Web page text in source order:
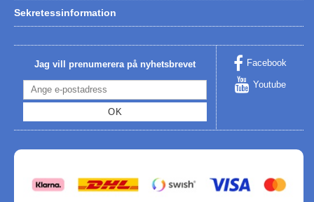
Sekretessinformation
Jag vill prenumerera på nyhetsbrevet
OK
Facebook
Youtube